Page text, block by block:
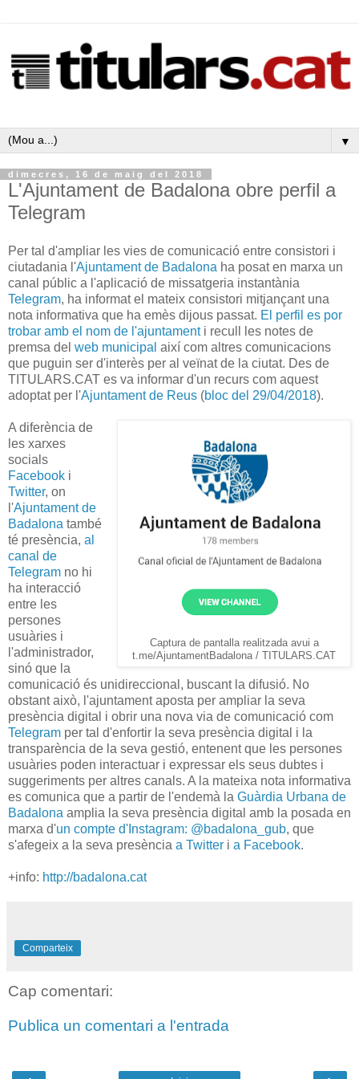
▼
dimecres, 16 de maig del 2018
L'Ajuntament de Badalona obre perfil a
Telegram
Per tal d'ampliar les vies de comunicació entre consistori i
ciutadania l'Ajuntament de Badalona ha posat en marxa un
canal públic a l'aplicació de missatgeria instantània
Telegram, ha informat el mateix consistori mitjançant una
nota informativa que ha emès dijous passat. El perfil es por
trobar amb el nom de l'ajuntamenti recull les notes de
premsa del web municipal així com altres comunicacions
que puguin ser d'interès per al veïnat de la ciutat. Des de
TITULARS.CAT es va informar d'un recurs com aquest
adoptat per l'Ajuntament de Reus (bloc del 29/04/2018).
Captura de pantalla realitzada avui a
t.me/AjuntamentBadalona / TITULARS.CAT
A diferència de
les xarxes
socials
Facebook i
Twitter, on
l'Ajuntament de
Badalona també
té presència, al
canal de
Telegram no hi
ha interacció
entre les
persones
usuàries i
l'administrador,
sinó que la
comunicació és unidireccional, buscant la difusió. No
obstant això, l'ajuntament aposta per ampliar la seva
presència digital i obrir una nova via de comunicació com
Telegram per tal d'enfortir la seva presència digital i la
transparència de la seva gestió, entenent que les persones
usuàries poden interactuar i expressar els seus dubtes i
suggeriments per altres canals. A la mateixa nota informativa
es comunica que a partir de l'endemà la Guàrdia Urbana de
Badalona amplia la seva presència digital amb la posada en
marxa d'un compte d'Instagram: @badalona_gub, que
s'afegeix a la seva presència a Twitter i a Facebook.
+info: http://badalona.cat
Comparteix
Cap comentari:
Publica un comentari a l'entrada